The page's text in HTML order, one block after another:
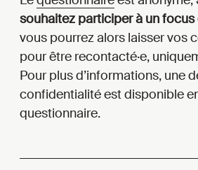
souhaitez participer à un
vous pourrez alors laisser vos
pour être recontacté·e,
Pour plus d’informations, une
confidentialité est disponible
questionnaire.